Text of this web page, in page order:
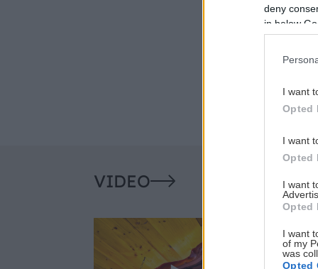
deny
in below
I want
Opted
I want
Opted
I want
Opted
I want
of my
was
Opted
VIDEO